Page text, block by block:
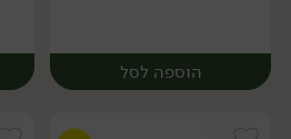
הוספה לסל